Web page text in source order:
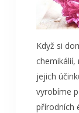
Když si
chemikálií,
jejich
vyrobíme
přírodních